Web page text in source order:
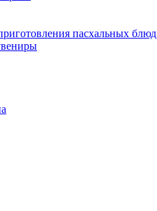
пасхальных блюд